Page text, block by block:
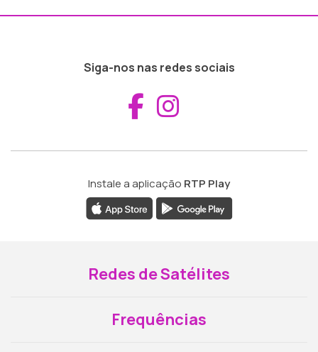
Siga-nos nas redes sociais
Aceder ao
Instale a aplicação RTP Play
Redes de Satélites
Frequências